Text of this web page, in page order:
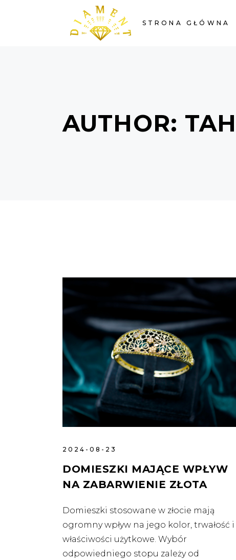
STRONA GŁÓWNA
AUTHOR:
2024-08-23
DOMIESZKI MAJĄCE WPŁYW
NA ZABARWIENIE ZŁOTA
Domieszki stosowane w złocie mają
ogromny wpływ na jego kolor, trwałość i
właściwości użytkowe. Wybór
odpowiedniego stopu zależy od